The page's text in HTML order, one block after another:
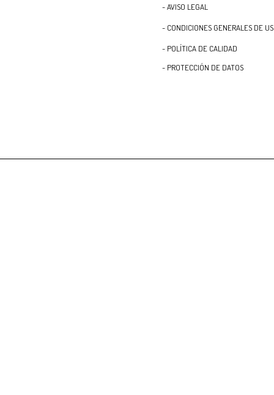
- AVISO LEGAL
- CONDICIONES GENERALES DE
- POLÍTICA DE CALIDAD
- PROTECCIÓN DE DATOS